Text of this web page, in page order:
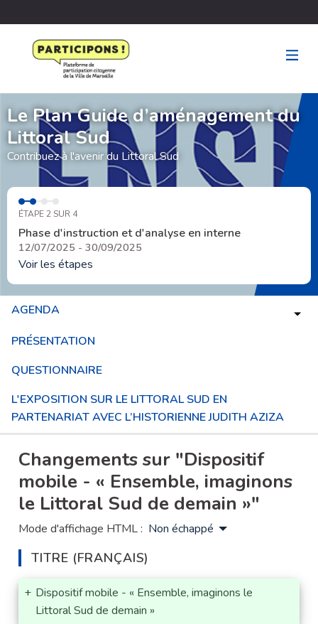
Le Plan Guide d’aménagement du
Littoral Sud
Contribuez à l'avenir du Littoral Sud
ÉTAPE 2 SUR 4
Phase d'instruction et d'analyse en interne
12/07/2025 - 30/09/2025
Voir les étapes
AGENDA
PRÉSENTATION
QUESTIONNAIRE
L'EXPOSITION SUR LE LITTORAL SUD EN
PARTENARIAT AVEC L’HISTORIENNE JUDITH AZIZA
Changements sur "Dispositif
mobile - « Ensemble, imaginons
le Littoral Sud de demain »"
Mode d'affichage HTML : Non échappé
TITRE (FRANÇAIS)
+ Dispositif mobile - « Ensemble, imaginons le
Littoral Sud de demain »